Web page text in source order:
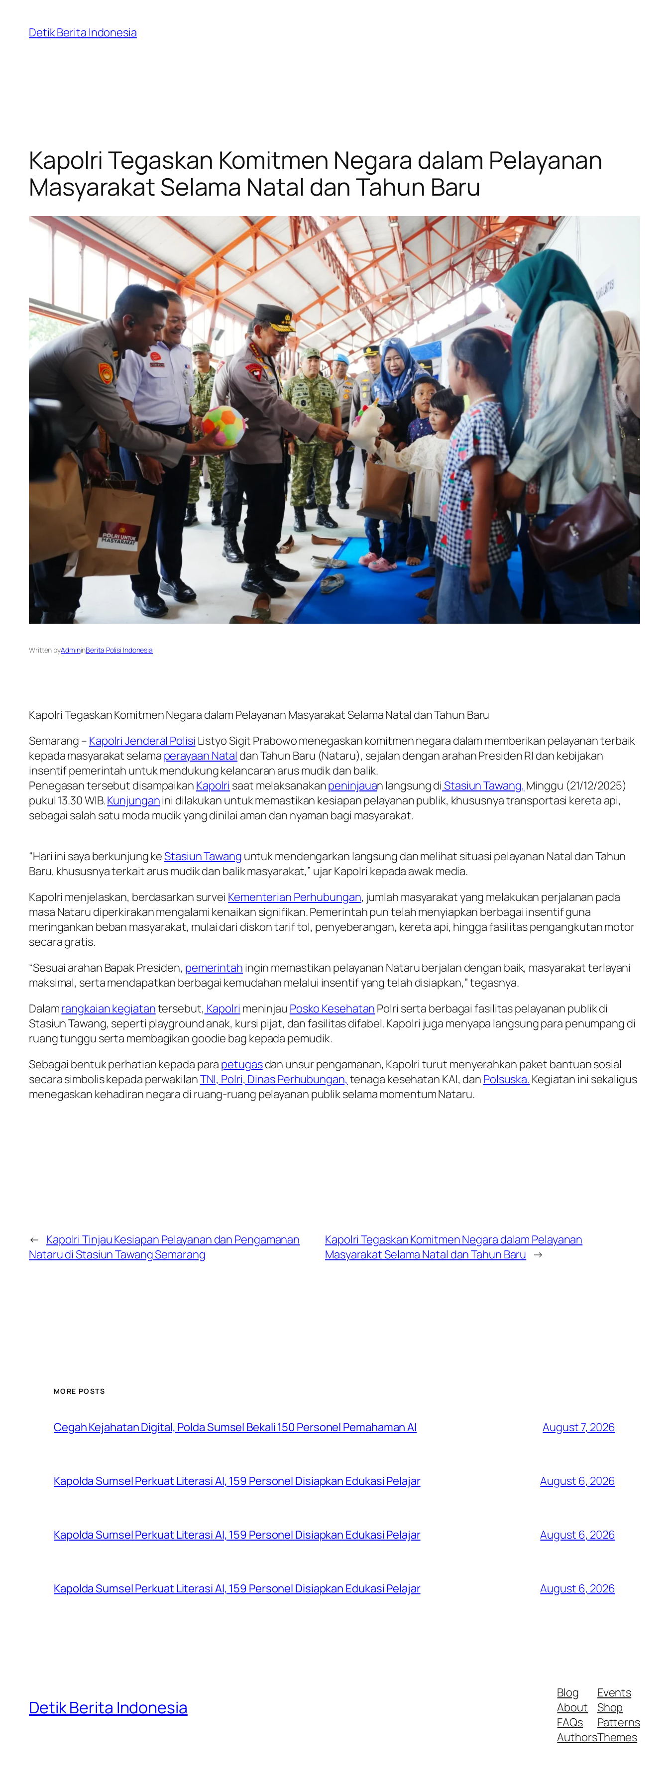
content
Detik Berita Indonesia
Kapolri Tegaskan Komitmen Negara dalam Pelayanan
Masyarakat Selama Natal dan Tahun Baru
Written byAdmininBerita Polisi Indonesia
Kapolri Tegaskan Komitmen Negara dalam Pelayanan Masyarakat Selama Natal dan Tahun Baru
Semarang – Kapolri Jenderal Polisi Listyo Sigit Prabowo menegaskan komitmen negara dalam memberikan pelayanan terbaik
kepada masyarakat selama perayaan Natal dan Tahun Baru (Nataru), sejalan dengan arahan Presiden RI dan kebijakan
insentif pemerintah untuk mendukung kelancaran arus mudik dan balik.
Penegasan tersebut disampaikan Kapolri saat melaksanakanpeninjauan langsung di Stasiun Tawang, Minggu (21/12/2025)
pukul 13.30 WIB.Kunjunganini dilakukan untuk memastikan kesiapan pelayanan publik, khususnya transportasi kereta api,
sebagai salah satu moda mudik yang dinilai aman dan nyaman bagi masyarakat.
“Hari ini saya berkunjung keStasiun Tawang untuk mendengarkan langsung dan melihat situasi pelayanan Natal dan Tahun
Baru, khususnya terkait arus mudik dan balik masyarakat,” ujar Kapolri kepada awak media.
Kapolri menjelaskan, berdasarkan survei Kementerian Perhubungan, jumlah masyarakat yang melakukan perjalanan pada
masa Nataru diperkirakan mengalami kenaikan signifikan. Pemerintah pun telah menyiapkan berbagai insentif guna
meringankan beban masyarakat, mulai dari diskon tarif tol, penyeberangan, kereta api, hingga fasilitas pengangkutan motor
secara gratis.
“Sesuai arahan Bapak Presiden, pemerintah ingin memastikan pelayanan Nataru berjalan dengan baik, masyarakat terlayani
maksimal, serta mendapatkan berbagai kemudahan melalui insentif yang telah disiapkan,” tegasnya.
Dalamrangkaian kegiatantersebut, Kapolri meninjau Posko Kesehatan Polri serta berbagai fasilitas pelayanan publik di
Stasiun Tawang, seperti playground anak, kursi pijat, dan fasilitas difabel. Kapolri juga menyapa langsung para penumpang di
ruang tunggu serta membagikan goodie bag kepada pemudik.
Sebagai bentuk perhatian kepada para petugasdan unsur pengamanan, Kapolri turut menyerahkan paket bantuan sosial
secara simbolis kepada perwakilanTNI, Polri, Dinas Perhubungan, tenaga kesehatan KAI, dan Polsuska. Kegiatan ini sekaligus
menegaskan kehadiran negara di ruang-ruang pelayanan publik selama momentum Nataru.
← Kapolri Tinjau Kesiapan Pelayanan dan Pengamanan
Nataru di Stasiun Tawang Semarang
Kapolri Tegaskan Komitmen Negara dalam Pelayanan
Masyarakat Selama Natal dan Tahun Baru →
MORE POSTS
Cegah Kejahatan Digital, Polda Sumsel Bekali 150 Personel Pemahaman AI August 7, 2026
Kapolda Sumsel Perkuat Literasi AI, 159 Personel Disiapkan Edukasi Pelajar August 6, 2026
Kapolda Sumsel Perkuat Literasi AI, 159 Personel Disiapkan Edukasi Pelajar August 6, 2026
Kapolda Sumsel Perkuat Literasi AI, 159 Personel Disiapkan Edukasi Pelajar August 6, 2026
Detik Berita Indonesia
Blog
About
FAQs
Authors
Events
Shop
Patterns
Themes